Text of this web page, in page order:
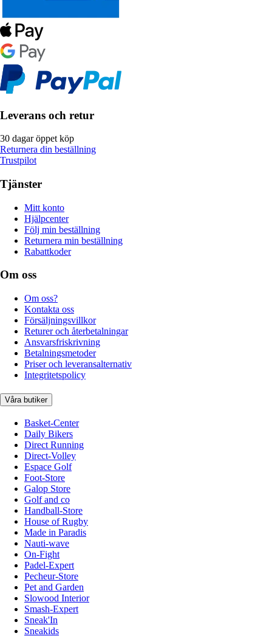
Leverans och retur
30 dagar öppet köp
Returnera din beställning
Trustpilot
Tjänster
Mitt konto
Hjälpcenter
Följ min beställning
Returnera min beställning
Rabattkoder
Om oss
Om oss?
Kontakta oss
Försäljningsvillkor
Returer och återbetalningar
Ansvarsfriskrivning
Betalningsmetoder
Priser och leveransalternativ
Integritetspolicy
Våra butiker
Basket-Center
Daily Bikers
Direct Running
Direct-Volley
Espace Golf
Foot-Store
Galop Store
Golf and co
Handball-Store
House of Rugby
Made in Paradis
Nauti-wave
On-Fight
Padel-Expert
Pecheur-Store
Pet and Garden
Slowood Interior
Smash-Expert
Sneak'In
Sneakids